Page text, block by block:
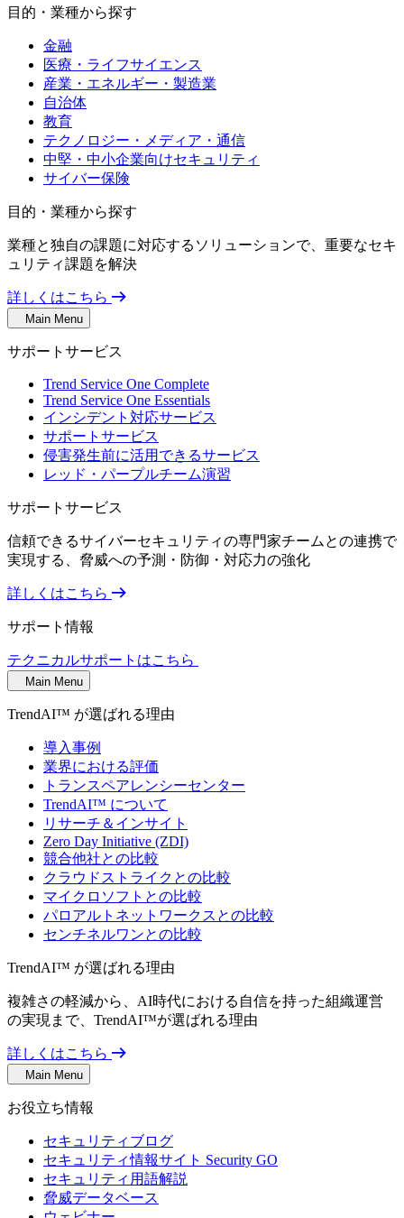
目的・業種から探す
金融
医療・ライフサイエンス
産業・エネルギー・製造業
自治体
教育
テクノロジー・メディア・通信
中堅・中小企業向けセキュリティ
サイバー保険
目的・業種から探す
業種と独自の課題に対応するソリューションで、重要なセキ
ュリティ課題を解決
詳しくはこちら
Main Menu
サポートサービス
Trend Service One Complete
Trend Service One Essentials
インシデント対応サービス
サポートサービス
侵害発生前に活用できるサービス
レッド・パープルチーム演習
サポートサービス
信頼できるサイバーセキュリティの専門家チームとの連携で
実現する、脅威への予測・防御・対応力の強化
詳しくはこちら
サポート情報
テクニカルサポートはこちら
Main Menu
TrendAI™ が選ばれる理由
導入事例
業界における評価
トランスペアレンシーセンター
TrendAI™ について
リサーチ＆インサイト
Zero Day Initiative (ZDI)
競合他社との比較
クラウドストライクとの比較
マイクロソフトとの比較
パロアルトネットワークスとの比較
センチネルワンとの比較
TrendAI™ が選ばれる理由
複雑さの軽減から、AI時代における自信を持った組織運営
の実現まで、TrendAI™が選ばれる理由
詳しくはこちら
Main Menu
お役立ち情報
セキュリティブログ
セキュリティ情報サイト Security GO
セキュリティ用語解説
脅威データベース